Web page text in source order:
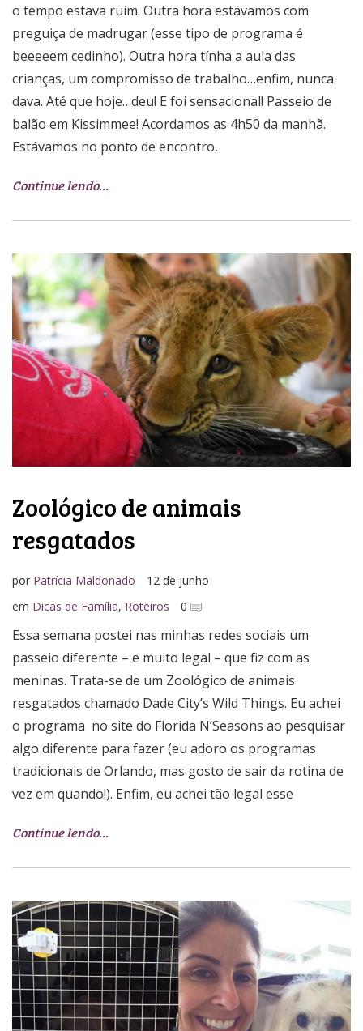
o tempo estava ruim. Outra hora estávamos com
preguiça de madrugar (esse tipo de programa é
beeeeem cedinho). Outra hora tínha a aula das
crianças, um compromisso de trabalho…enfim, nunca
dava. Até que hoje…deu! E foi sensacional! Passeio de
balão em Kissimmee! Acordamos as 4h50 da manhã.
Estávamos no ponto de encontro,
Continue lendo…
Zoológico de animais
resgatados
por Patrícia Maldonado
12 de junho
em Dicas de Família, Roteiros 0
Essa semana postei nas minhas redes sociais um
passeio diferente – e muito legal – que fiz com as
meninas. Trata-se de um Zoológico de animais
resgatados chamado Dade City’s Wild Things. Eu achei
o programa no site do Florida N’Seasons ao pesquisar
algo diferente para fazer (eu adoro os programas
tradicionais de Orlando, mas gosto de sair da rotina de
vez em quando!). Enfim, eu achei tão legal esse
Continue lendo…